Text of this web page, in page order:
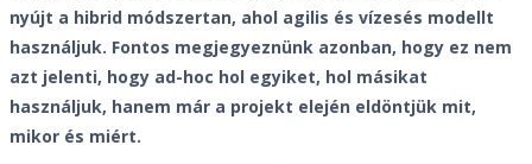
nyújt a hibrid módszertan, ahol agilis és vízesés modellt
használjuk. Fontos megjegyeznünk azonban, hogy ez nem
azt jelenti, hogy ad-hoc hol egyiket, hol másikat
használjuk, hanem már a projekt elején eldöntjük mit,
mikor és miért.